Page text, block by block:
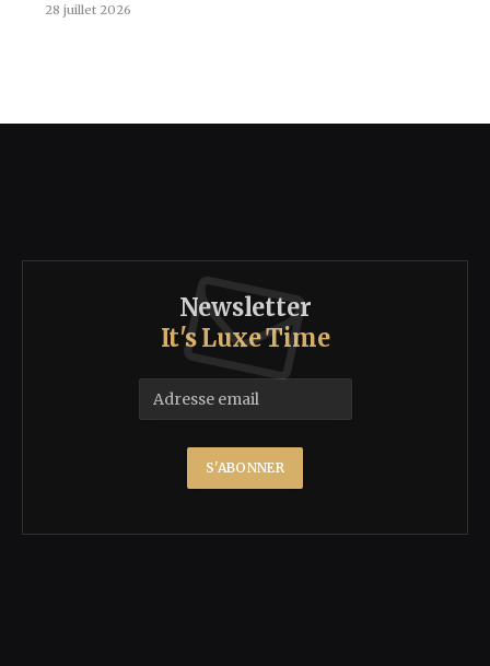
28 juillet 2026
Newsletter
It's Luxe Time